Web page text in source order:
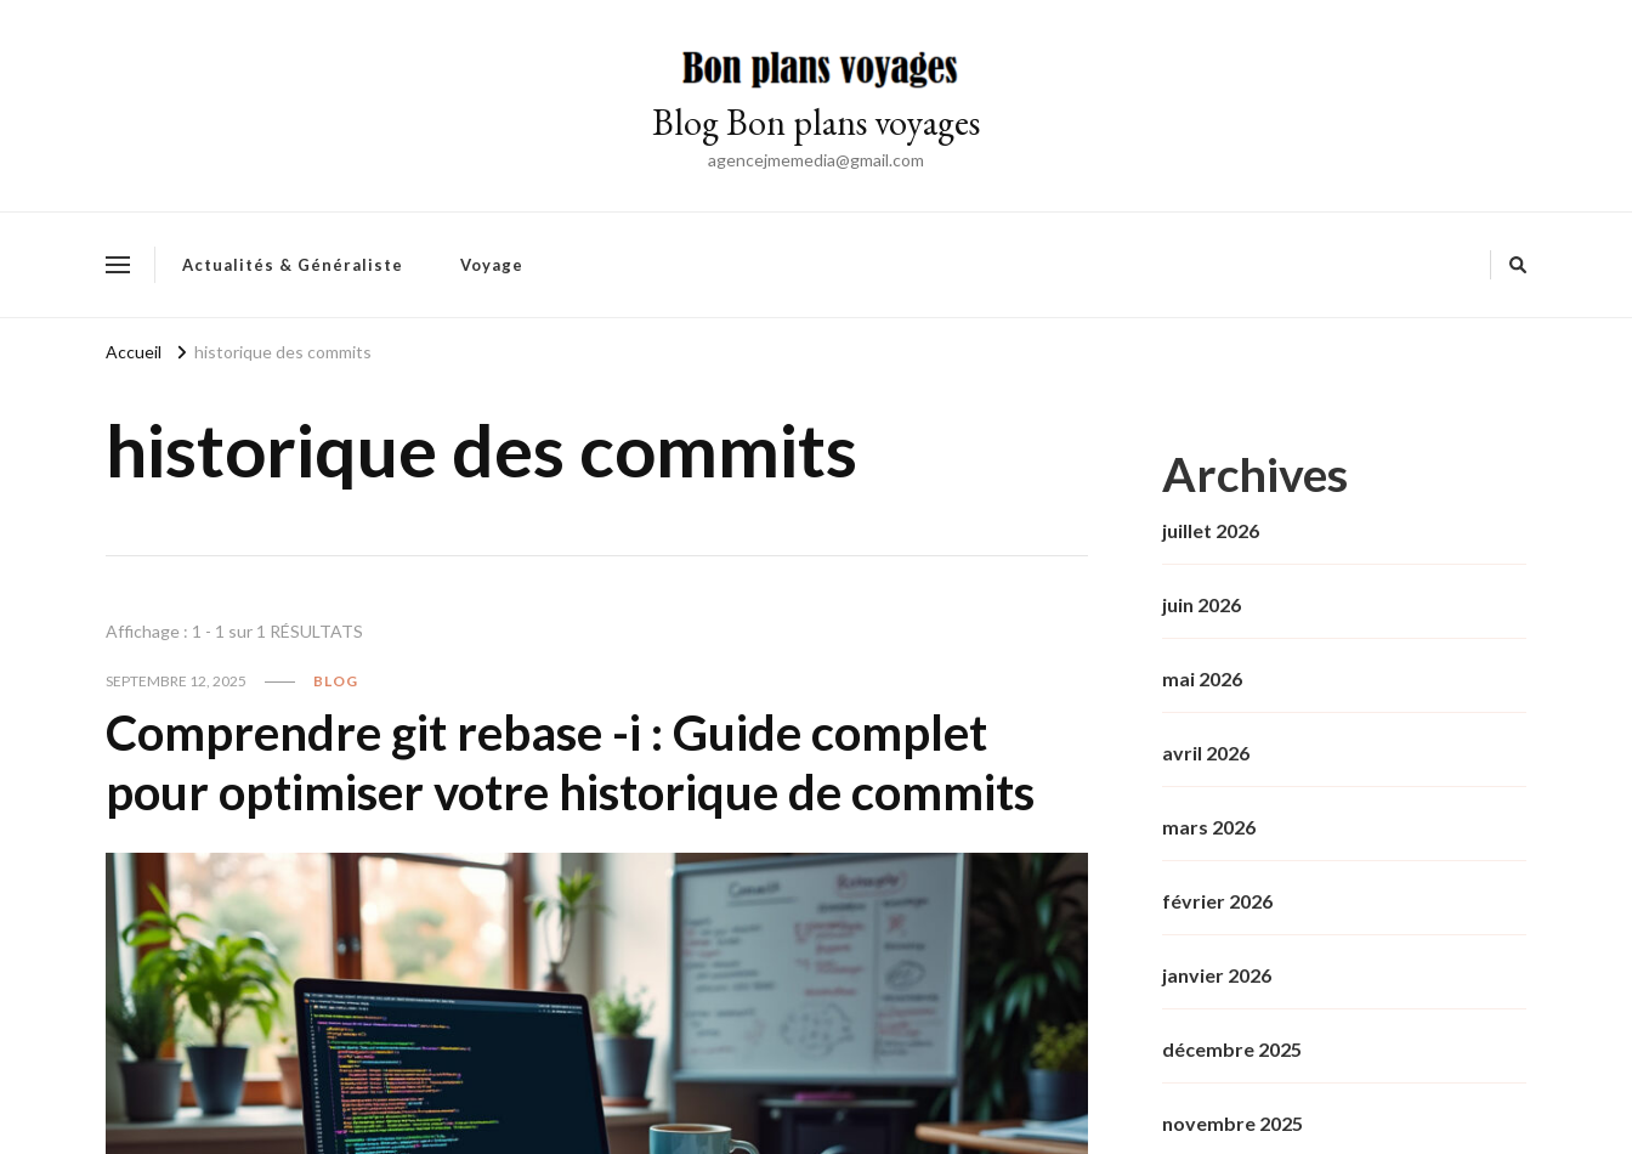
Blog Bon plans voyages
agencejmemedia@gmail.com
Actualités & Généraliste Voyage
Accueil historique des commits
historique des commits
Affichage : 1 - 1 sur 1 RÉSULTATS
SEPTEMBRE 12, 2025 BLOG
Comprendre git rebase -i : Guide complet
pour optimiser votre historique de commits
Archives
juillet 2026
juin 2026
mai 2026
avril 2026
mars 2026
février 2026
janvier 2026
décembre 2025
novembre 2025